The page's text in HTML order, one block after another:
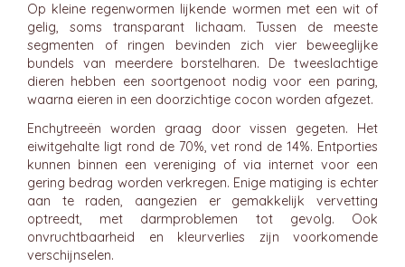
Op kleine regenwormen lijkende wormen met een wit of
gelig, soms transparant lichaam. Tussen de meeste
segmenten of ringen bevinden zich vier beweeglijke
bundels van meerdere borstelharen. De tweeslachtige
dieren hebben een soortgenoot nodig voor een paring,
waarna eieren in een doorzichtige cocon worden afgezet.
Enchytreeën worden graag door vissen gegeten. Het
eiwitgehalte ligt rond de 70%, vet rond de 14%. Entporties
kunnen binnen een vereniging of via internet voor een
gering bedrag worden verkregen. Enige matiging is echter
aan te raden, aangezien er gemakkelijk vervetting
optreedt, met darmproblemen tot gevolg. Ook
onvruchtbaarheid en kleurverlies zijn voorkomende
verschijnselen.